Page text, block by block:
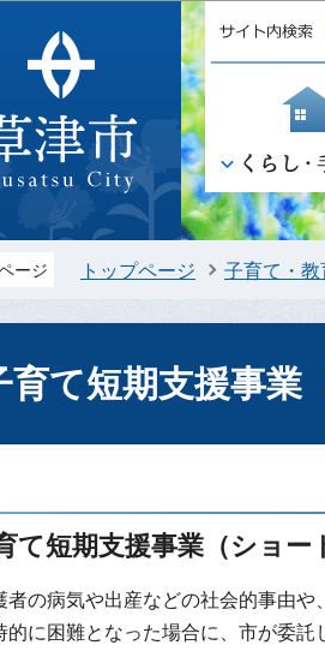
ージ トップページ 子育て・教
育て短期支援事業
て短期支援事業（ショー
者の病気や出産などの社会的事由
的に困難となった場合に、市が委